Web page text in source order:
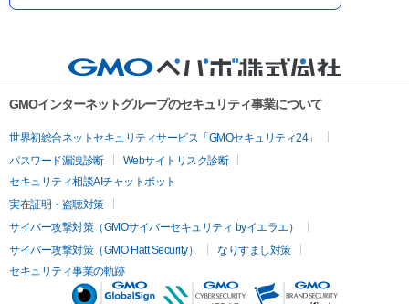
GMOインターネットグループのセキュリティ事業について
世界初総合ネットセキュリティサービス「GMOセキュリティ24」
パスワード漏洩診断
Webサイトリスク診断
セキュリティ相談AIチャットボット
実在証明・盗聴対策
サイバー攻撃対策（GMOサイバーセキュリティ byイエラエ）
サイバー攻撃対策（GMO Flatt Security）
なりすまし対策
セキュリティ事業の軌跡